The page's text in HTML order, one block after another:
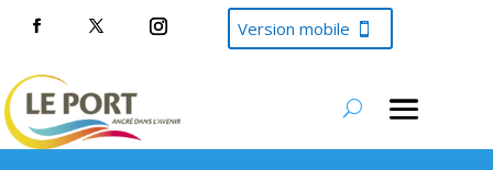
Version mobile